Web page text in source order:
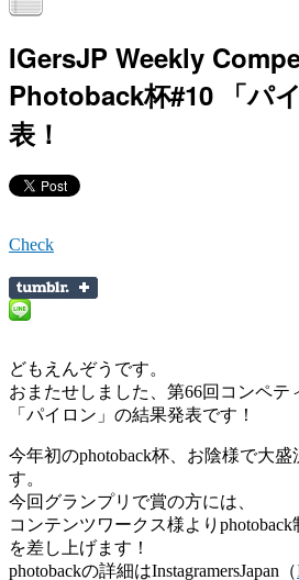
IGersJP Weekly
Photoback杯#10 「パ
表！
Check
どもえんぞうです。
おまたせしました、第66回コンペテ
「パイロン」の結果発表です！
今年初のphotoback杯、お陰様で大
す。
今回グランプリで賞の方には、
コンテンツワークス様より
を差し上げます！
photobackの詳細はInstagramersJapan（